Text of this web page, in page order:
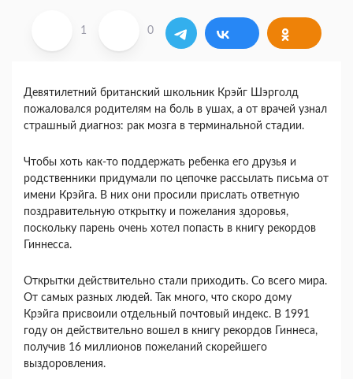
1 0
Девятилетний британский школьник Крэйг Шэрголд
пожаловался родителям на боль в ушах, а от врачей узнал
страшный диагноз: рак мозга в терминальной стадии.
Чтобы хоть как-то поддержать ребенка его друзья и
родственники придумали по цепочке рассылать письма от
имени Крэйга. В них они просили прислать ответную
поздравительную открытку и пожелания здоровья,
поскольку парень очень хотел попасть в книгу рекордов
Гиннесса.
Открытки действительно стали приходить. Со всего мира.
От самых разных людей. Так много, что скоро дому
Крэйга присвоили отдельный почтовый индекс. В 1991
году он действительно вошел в книгу рекордов Гиннеса,
получив 16 миллионов пожеланий скорейшего
выздоровления.